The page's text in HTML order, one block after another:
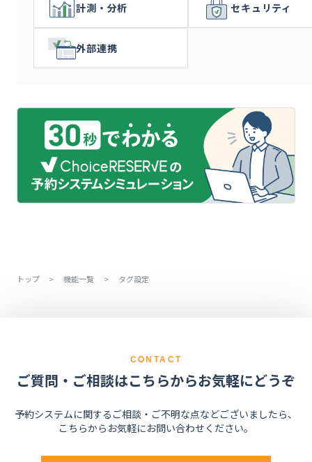
計測・分析 セキュリティ
外部連携
トップ > 機能一覧 > タグ設定
CONTACT
ご質問・ご相談はこちらからお気軽にどうぞ
予約システムに関するご相談・ご不明な点などございましたら、
こちらからお気軽にお問い合わせください。